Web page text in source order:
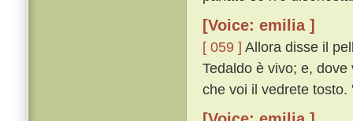
[Voice: emilia ]
[ 059 ] Allora disse il
Tedaldo è vivo; e,
che voi il vedrete tosto.